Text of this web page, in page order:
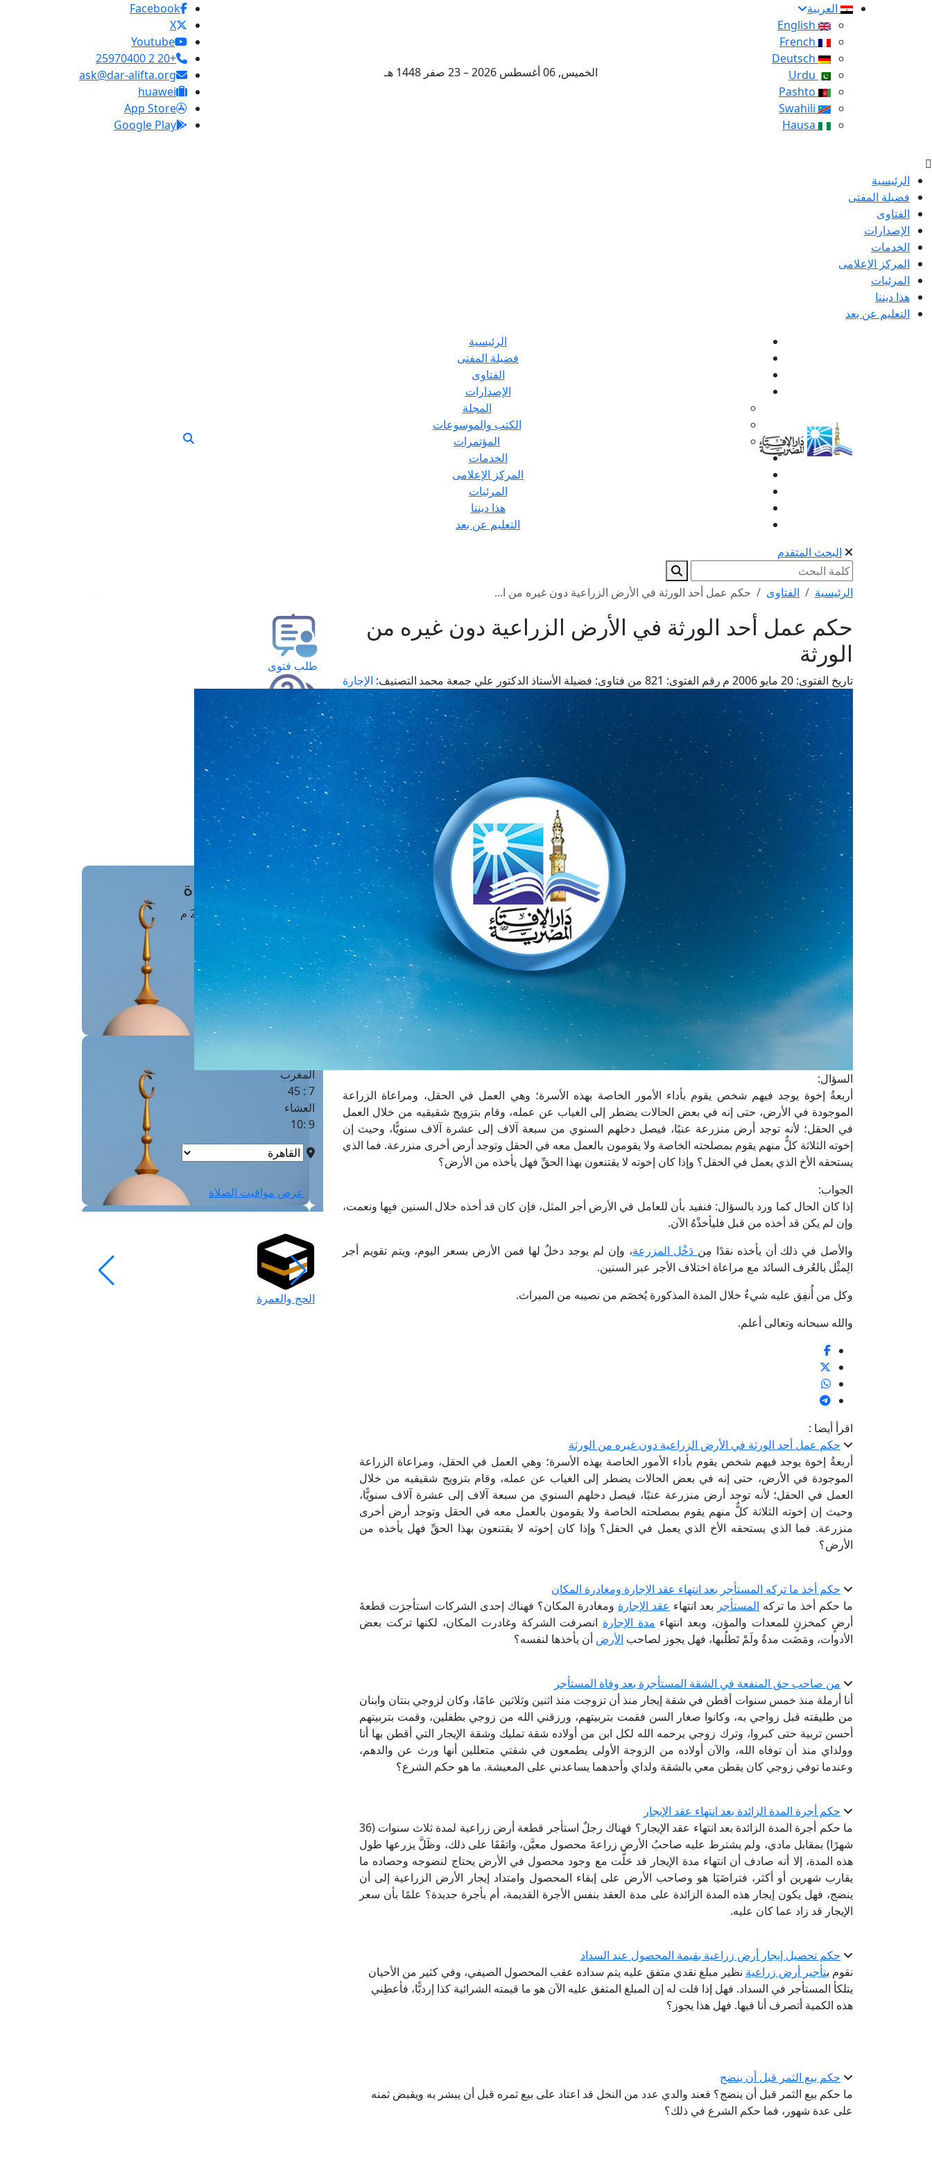
العربية
الخميس, 06 أغسطس 2026 – 23 صفر 1448 هـ
Facebook
X
Youtube
+20 2 25970400
ask@dar-alifta.org
huawei
App Store
Google Play
الرئيسية
فضيلة المفتى
الفتاوى
الإصدارات
الخدمات
المركز الإعلامى
المرئيات
هذا ديننا
التعليم عن بعد
الرئيسية
فضيلة المفتى
الفتاوى
الإصدارات
المجلة
الكتب والموسوعات
المؤتمرات
الخدمات
المركز الإعلامى
المرئيات
هذا ديننا
التعليم عن بعد
البحث المتقدم
الرئيسية الفتاوى حكم عمل أحد الورثة في الأرض الزراعية دون غيره من ا...
حكم عمل أحد الورثة في الأرض الزراعية دون غيره من
الورثة
تاريخ الفتوى: رقم الفتوى: من فتاوى: فضيلة الأستاذ الدكتور علي جمعة محمد التصنيف: الإجارة
السؤال:
أربعةُ إخوة يوجد فيهم شخص يقوم بأداء الأمور الخاصة بهذه الأسرة؛ وهي العمل في الحقل، ومراعاة الزراعة
الموجودة في الأرض، حتى إنه في بعض الحالات يضطر إلى الغياب عن عمله، وقام بتزويج شقيقيه من خلال العمل
في الحقل؛ لأنه توجد أرض منزرعة عنبًا، فيصل دخلهم السنوي من سبعة آلاف إلى عشرة آلاف سنويًّا، وحيث إن
إخوته الثلاثة كلٌّ منهم يقوم بمصلحته الخاصة ولا يقومون بالعمل معه في الحقل وتوجد أرض أخرى منزرعة. فما الذي
يستحقه الأخ الذي يعمل في الحقل؟ وإذا كان إخوته لا يقتنعون بهذا الحقِّ فهل يأخذه من الأرض؟
الجواب:
إذا كان الحال كما ورد بالسؤال: فنفيد بأن للعامل في الأرض أجر المثل، فإن كان قد أخذه خلال السنين فبِها ونعمت،
وإن لم يكن قد أخذه من قبل فليأخذْهُ الآن.
والأصل في ذلك أن يأخذه نقدًا مِن دَخْل المزرعة، وإن لم يوجد دخلٌ لها فمن الأرض بسعر اليوم، ويتم تقويم أجر
الِمثْل بالعُرف السائد مع مراعاة اختلاف الأجر عبر السنين.
وكل من أُنفِق عليه شيءٌ خلال المدة المذكورة يُخصَم من نصيبه من الميراث.
والله سبحانه وتعالى أعلم.
اقرأ أيضا :
حكم عمل أحد الورثة في الأرض الزراعية دون غيره من الورثة
أربعةُ إخوة يوجد فيهم شخص يقوم بأداء الأمور الخاصة بهذه الأسرة؛ وهي العمل في الحقل، ومراعاة الزراعة
الموجودة في الأرض، حتى إنه في بعض الحالات يضطر إلى الغياب عن عمله، وقام بتزويج شقيقيه من خلال
العمل في الحقل؛ لأنه توجد أرض منزرعة عنبًا، فيصل دخلهم السنوي من سبعة آلاف إلى عشرة آلاف سنويًّا،
وحيث إن إخوته الثلاثة كلٌّ منهم يقوم بمصلحته الخاصة ولا يقومون بالعمل معه في الحقل وتوجد أرض أخرى
منزرعة. فما الذي يستحقه الأخ الذي يعمل في الحقل؟ وإذا كان إخوته لا يقتنعون بهذا الحقِّ فهل يأخذه من
الأرض؟
حكم أخذ ما تركه المستأجر بعد انتهاء عقد الإجارة ومغادرة المكان
ما حكم أخذ ما تركه المستأجر بعد انتهاء عقد الإجارة ومغادرة المكان؟ فهناك إحدى الشركات استأجرَت قطعةَ
أرضٍ كمخزنٍ للمعدات والمؤن، وبعد انتهاء مدة الإجارة انصرفت الشركة وغادرت المكان، لكنها تركت بعض
الأدوات، ومَضَت مدةٌ ولَمْ تَطلُبها، فهل يجوز لصاحب الأرض أن يأخذها لنفسه؟
من صاحب حق المنفعة في الشقة المستأجرة بعد وفاة المستأجر
أنا أرملة منذ خمس سنوات أقطن في شقة إيجار منذ أن تزوجت منذ اثنين وثلاثين عامًا، وكان لزوجي بنتان وابنان
من طليقته قبل زواجي به، وكانوا صغار السن فقمت بتربيتهم، ورزقني الله من زوجي بطفلين، وقمت بتربيتهم
أحسن تربية حتى كبروا، وترك زوجي يرحمه الله لكل ابن من أولاده شقة تمليك وشقة الإيجار التي أقطن بها أنا
وولداي منذ أن توفاه الله، والآن أولاده من الزوجة الأولى يطمعون في شقتي متعللين أنها ورث عن والدهم،
وعندما توفي زوجي كان يقطن معي بالشقة ولداي وأحدهما يساعدني على المعيشة. ما هو حكم الشرع؟
حكم أجرة المدة الزائدة بعد انتهاء عقد الإيجار
ما حكم أجرة المدة الزائدة بعد انتهاء عقد الإيجار؟ فهناك رجلٌ استأجر قطعة أرض زراعية لمدة ثلاث سنوات (36
شهرًا) بمقابل مادي، ولم يشترط عليه صاحبُ الأرض زراعةَ محصول معيَّن، واتفَقَا على ذلك، وظَلَّ يزرعها طول
هذه المدة، إلا أنه صادف أن انتهاء مدة الإيجار قد حَلَّت مع وجود محصول في الأرض يحتاج لنضوجه وحصاده ما
يقارب شهرين أو أكثر، فتراضَيَا هو وصاحب الأرض على إبقاء المحصول وامتداد إيجار الأرض الزراعية إلى أن
ينضج، فهل يكون إيجار هذه المدة الزائدة على مدة العقد بنفس الأجرة القديمة، أم بأجرة جديدة؟ علمًا بأن سعر
الإيجار قد زاد عما كان عليه.
حكم تحصيل إيجار أرض زراعية بقيمة المحصول عند السداد
نقوم بتأجير أرض زراعية نظير مبلغ نقدي متفق عليه يتم سداده عقب المحصول الصيفي، وفي كثير من الأحيان
يتلكأ المستأجر في السداد. فهل إذا قلت له إن المبلغ المتفق عليه الآن هو ما قيمته الشرائية كذا إردبًّا، فأعطِني
هذه الكمية أتصرف أنا فيها. فهل هذا يجوز؟
حكم بيع الثمر قبل أن ينضج
ما حكم بيع الثمر قبل أن ينضج؟ فعند والدي عدد من النخل قد اعتاد على بيع ثمره قبل أن يبشر به ويقبض ثمنه
على عدة شهور، فما حكم الشرع في ذلك؟
طلب فتوى
استعلام عن فتوى
حجز موعد
الفتوى الهاتفية
مَواقِيتُ الصَّـــلاة
القاهرة · 06 أغسطس 2026 م
الفجر
الشروق
6 :17
1 : 1
المغرب
7 : 45
العشاء
9 :10
عرض مواقيت الصلاة
الحج والعمرة